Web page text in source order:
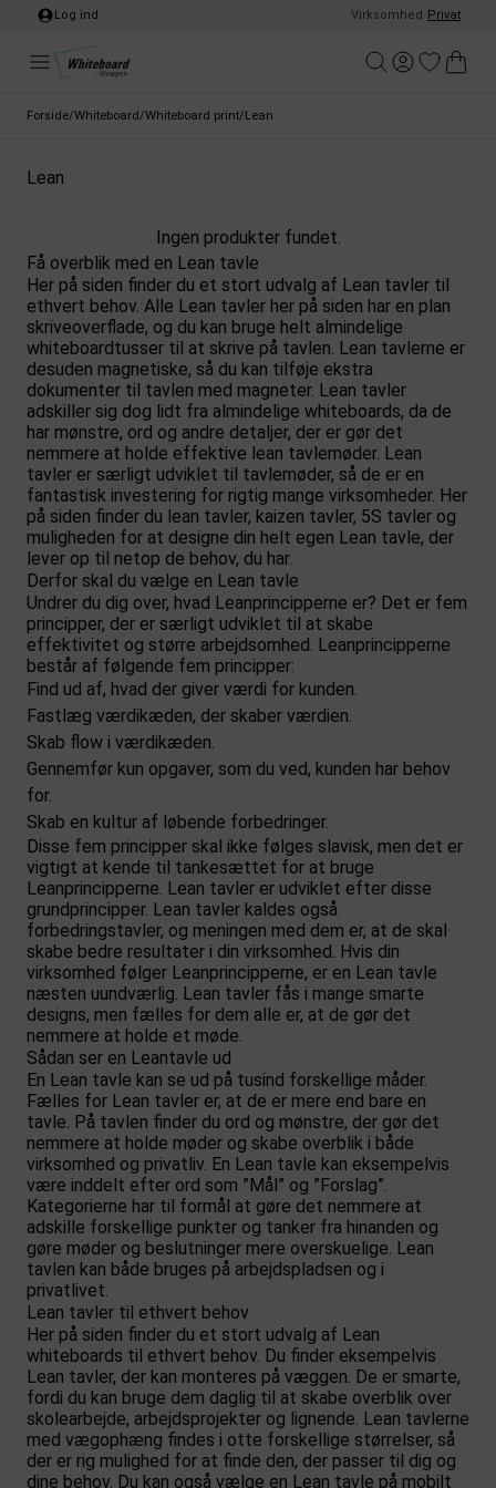
Log ind Virksomhed Privat
Forside/Whiteboard/Whiteboard print/Lean
Lean
Ingen produkter fundet.
Få overblik med en Lean tavle
Her på siden finder du et stort udvalg af Lean tavler til
ethvert behov. Alle Lean tavler her på siden har en plan
skriveoverflade, og du kan bruge helt almindelige
whiteboardtusser til at skrive på tavlen. Lean tavlerne er
desuden magnetiske, så du kan tilføje ekstra
dokumenter til tavlen med magneter. Lean tavler
adskiller sig dog lidt fra almindelige whiteboards, da de
har mønstre, ord og andre detaljer, der er gør det
nemmere at holde effektive lean tavlemøder. Lean
tavler er særligt udviklet til tavlemøder, så de er en
fantastisk investering for rigtig mange virksomheder. Her
på siden finder du lean tavler, kaizen tavler, 5S tavler og
muligheden for at designe din helt egen Lean tavle, der
lever op til netop de behov, du har.
Derfor skal du vælge en Lean tavle
Undrer du dig over, hvad Leanprincipperne er? Det er fem
principper, der er særligt udviklet til at skabe
effektivitet og større arbejdsomhed. Leanprincipperne
består af følgende fem principper:
Find ud af, hvad der giver værdi for kunden.
Fastlæg værdikæden, der skaber værdien.
Skab flow i værdikæden.
Gennemfør kun opgaver, som du ved, kunden har behov
for.
Skab en kultur af løbende forbedringer.
Disse fem principper skal ikke følges slavisk, men det er
vigtigt at kende til tankesættet for at bruge
Leanprincipperne. Lean tavler er udviklet efter disse
grundprincipper. Lean tavler kaldes også
forbedringstavler, og meningen med dem er, at de skal
skabe bedre resultater i din virksomhed. Hvis din
virksomhed følger Leanprincipperne, er en Lean tavle
næsten uundværlig. Lean tavler fås i mange smarte
designs, men fælles for dem alle er, at de gør det
nemmere at holde et møde.
Sådan ser en Leantavle ud
En Lean tavle kan se ud på tusind forskellige måder.
Fælles for Lean tavler er, at de er mere end bare en
tavle. På tavlen finder du ord og mønstre, der gør det
nemmere at holde møder og skabe overblik i både
virksomhed og privatliv. En Lean tavle kan eksempelvis
være inddelt efter ord som ”Mål” og ”Forslag”.
Kategorierne har til formål at gøre det nemmere at
adskille forskellige punkter og tanker fra hinanden og
gøre møder og beslutninger mere overskuelige. Lean
tavlen kan både bruges på arbejdspladsen og i
privatlivet.
Lean tavler til ethvert behov
Her på siden finder du et stort udvalg af Lean
whiteboards til ethvert behov. Du finder eksempelvis
Lean tavler, der kan monteres på væggen. De er smarte,
fordi du kan bruge dem daglig til at skabe overblik over
skolearbejde, arbejdsprojekter og lignende. Lean tavlerne
med vægophæng findes i otte forskellige størrelser, så
der er rig mulighed for at finde den, der passer til dig og
dine behov. Du kan også vælge en Lean tavle på mobilt